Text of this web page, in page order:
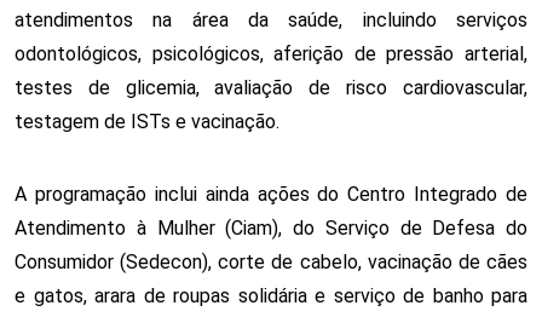
atendimentos na área da saúde, incluindo serviços
odontológicos, psicológicos, aferição de pressão arterial,
testes de glicemia, avaliação de risco cardiovascular,
testagem de ISTs e vacinação.
A programação inclui ainda ações do Centro Integrado de
Atendimento à Mulher (Ciam), do Serviço de Defesa do
Consumidor (Sedecon), corte de cabelo, vacinação de cães
e gatos, arara de roupas solidária e serviço de banho para